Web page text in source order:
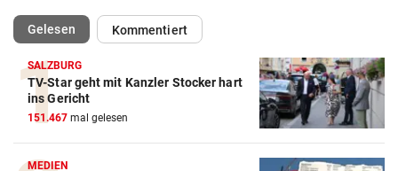
Gelesen(ausgewählt)Kommentiert
SALZBURG
TV-Star geht mit Kanzler Stocker hart
ins Gericht
151.467 mal gelesen
MEDIEN